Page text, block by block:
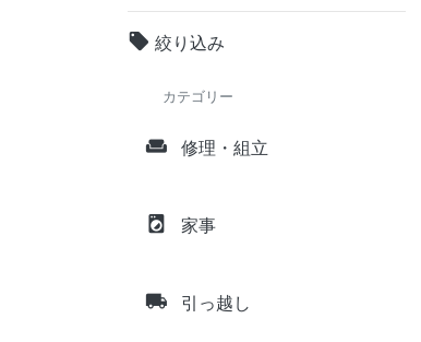
local_offer 絞り込み
カテゴリー
weekend 修理・組立
local_laundry_service 家事
local_shipping 引っ越し